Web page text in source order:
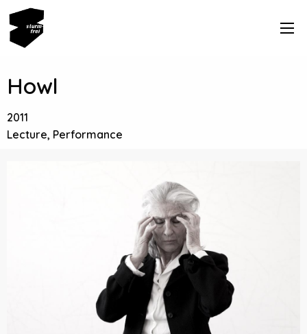
Howl
2011
Lecture, Performance